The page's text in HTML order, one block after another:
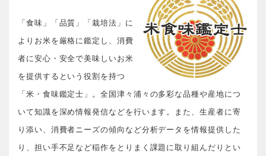
「食味」「品質」「栽培法」に
よりお米を厳格に鑑定し、消費
者に安心・安全で美味しいお米
を提供するという役割を持つ
「米・食味鑑定士」。全国津々浦々の多彩な品種や産地につ
いて知識を深め情報発信などを行います。また、生産者に寄
り添い、消費者ニーズの傾向など分析データを情報提供した
り、担い手不足など稲作をとりまく課題に取り組んだりとい